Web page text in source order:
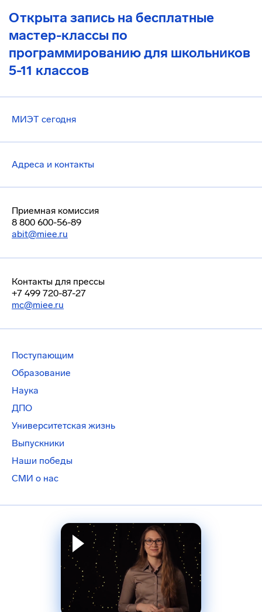
Открыта запись на бесплатные
мастер-классы по
программированию для школьников
5-11 классов
МИЭТ сегодня
Адреса и контакты
Приемная комиссия
8 800 600-56-89
abit@miee.ru
Контакты для прессы
+7 499 720-87-27
mc@miee.ru
Поступающим
Образование
Наука
ДПО
Университетская жизнь
Выпускники
Наши победы
СМИ о нас